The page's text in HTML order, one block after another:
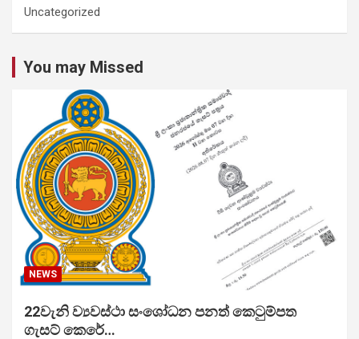
Uncategorized
You may Missed
NEWS
22වැනි ව්‍යවස්ථා සංශෝධන පනත් කෙටුම්පත
ගැසට් කෙරේ…